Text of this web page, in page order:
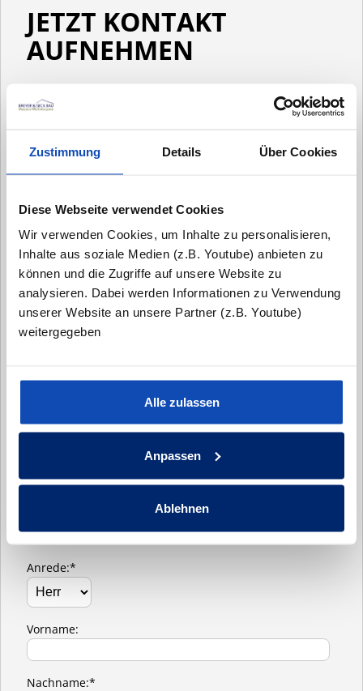
Zustimmung Details Über Cookies
Diese Webseite verwendet Cookies
Wir verwenden Cookies, um Inhalte zu personalisieren,
Inhalte aus soziale Medien (z.B. Youtube) anbieten zu
können und die Zugriffe auf unsere Website zu
analysieren. Dabei werden Informationen zu Verwendung
unserer Website an unsere Partner (z.B. Youtube)
weitergegeben
Alle zulassen
Anpassen
Ablehnen
JETZT KONTAKT
AUFNEHMEN
einem anfassbaren, massiven Zuhause für Ihre
Wir freuen uns auf Ihre Kontaktanfrage und
Anrede:*
Vorname:
Nachname:*